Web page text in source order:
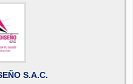
S.A.C.